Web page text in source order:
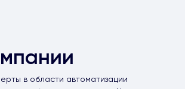
в области автоматизации